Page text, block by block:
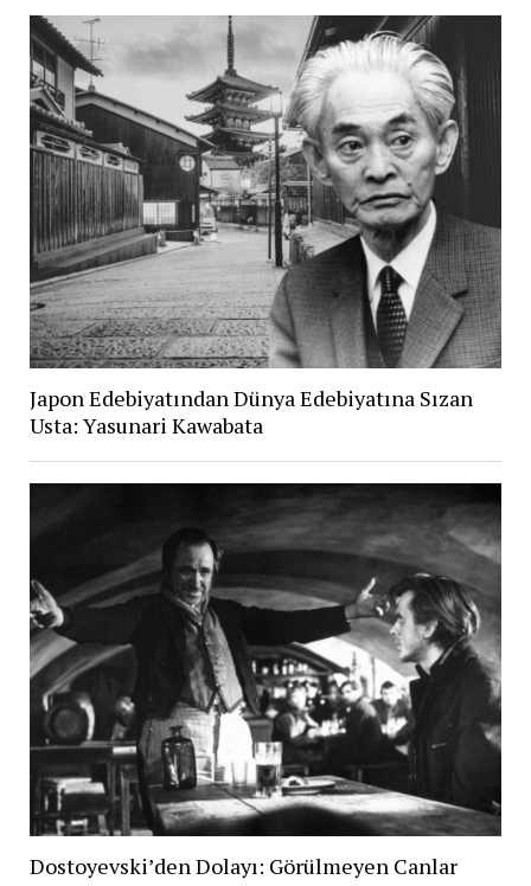
Japon Edebiyatından Dünya Edebiyatına Sızan
Usta: Yasunari Kawabata
Dostoyevski’den Dolayı: Görülmeyen Canlar